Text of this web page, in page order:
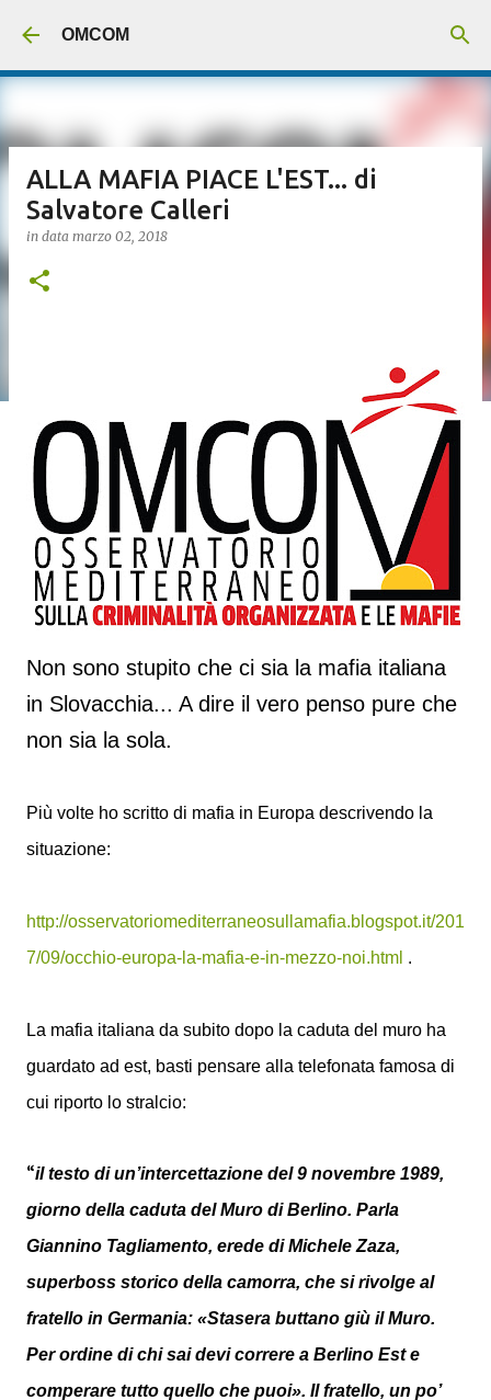
OMCOM
ALLA MAFIA PIACE L'EST... di
Salvatore Calleri
in data marzo 02, 2018
Non sono stupito che ci sia la mafia italiana
in Slovacchia... A dire il vero penso pure che
non sia la sola.
Più volte ho scritto di mafia in Europa descrivendo la
situazione:
http://osservatoriomediterraneosullamafia.blogspot.it/201
7/09/occhio-europa-la-mafia-e-in-mezzo-noi.html .
La mafia italiana da subito dopo la caduta del muro ha
guardato ad est, basti pensare alla telefonata famosa di
cui riporto lo stralcio:
“il testo di un’intercettazione del 9 novembre 1989,
giorno della caduta del Muro di Berlino. Parla
Giannino Tagliamento, erede di Michele Zaza,
superboss storico della camorra, che si rivolge al
fratello in Germania: «Stasera buttano giù il Muro.
Per ordine di chi sai devi correre a Berlino Est e
comperare tutto quello che puoi». Il fratello, un po’